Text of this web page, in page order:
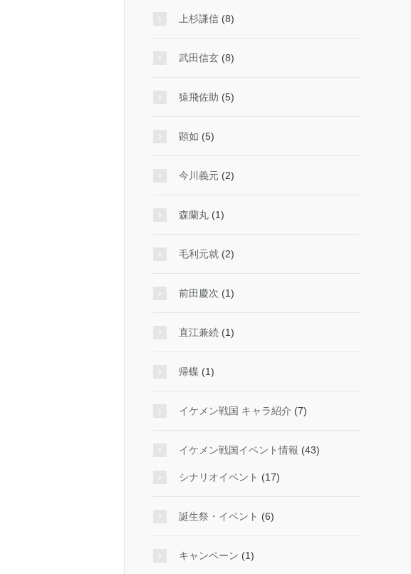
上杉謙信 (8)
武田信玄 (8)
猿飛佐助 (5)
顕如 (5)
今川義元 (2)
森蘭丸 (1)
毛利元就 (2)
前田慶次 (1)
直江兼続 (1)
帰蝶 (1)
イケメン戦国 キャラ紹介 (7)
イケメン戦国イベント情報 (43)
シナリオイベント (17)
誕生祭・イベント (6)
キャンペーン (1)